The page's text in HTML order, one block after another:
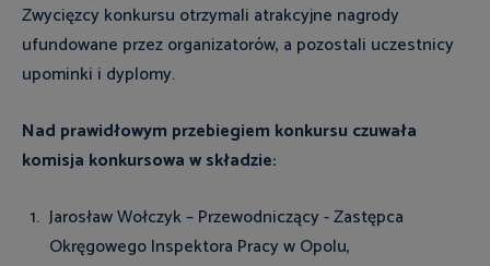
Zwycięzcy konkursu otrzymali atrakcyjne nagrody
ufundowane przez organizatorów, a pozostali uczestnicy
upominki i dyplomy.
Nad prawidłowym przebiegiem konkursu czuwała
komisja konkursowa w składzie:
Jarosław Wołczyk – Przewodniczący - Zastępca
Okręgowego Inspektora Pracy w Opolu,